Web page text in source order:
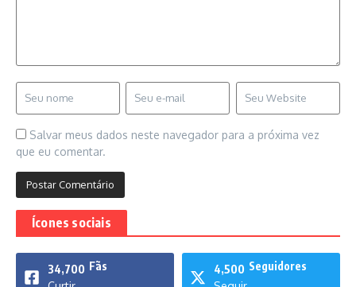
Salvar meus dados neste navegador para a próxima vez
que eu comentar.
Ícones sociais
34,700 Fãs
4,500 Seguidores